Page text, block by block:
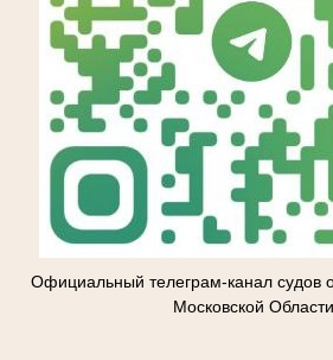
Официальный телеграм-канал судов
Московской Области